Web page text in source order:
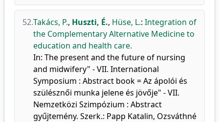
52.Takács, P., Huszti, É., Hüse, L.: Integration of
the Complementary Alternative Medicine to
education and health care.
In: The present and the future of nursing
and midwifery" - VII. International
Symposium : Abstract book = Az ápolói és
szülésznői munka jelene és jövője" - VII.
Nemzetközi Szimpózium : Abstract
gyűjtemény. Szerk.: Papp Katalin, Ozsváthné